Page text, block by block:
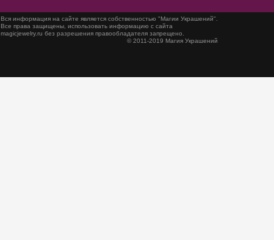
Вся информация на сайте является собственностью "Магии Украшений".
Все права защищены, использовать информацию с сайта
magicjewelry.ru без разрешения правообладателя запрещено.
© 2011-2019 Магия Украшений